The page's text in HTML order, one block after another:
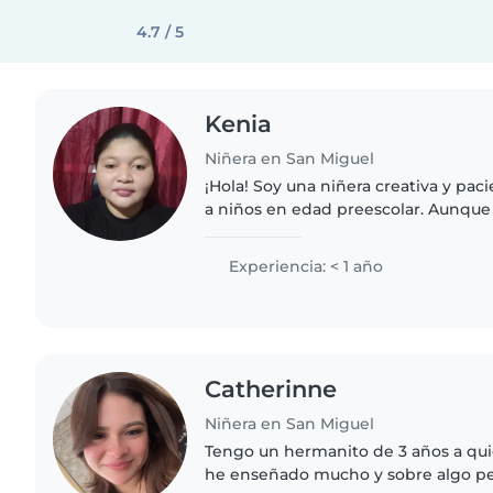
4.7 / 5
Kenia
Niñera en San Miguel
¡Hola! Soy una niñera creativa y
a niños en edad preescolar.
manualidades. Me encantan..
Experiencia: < 1 año
Catherinne
Niñera en San Miguel
Tengo un hermanito de 3 años a
he enseñado mucho y sobre algo